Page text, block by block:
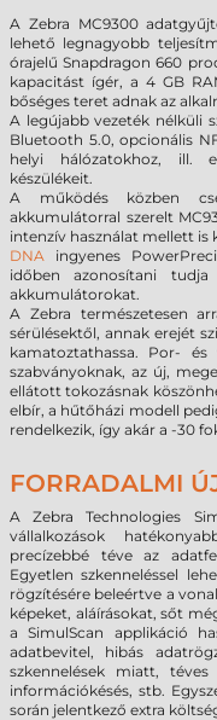
A Zebra MC9300
lehető legnagyobb
órajelű Snapdragon 660
kapacitást ígér, a 4 GB
bőséges teret adnak az
A legújabb vezeték nélküli
Bluetooth 5.0, opcionális
helyi hálózatokhoz, ill.
készülékeit.
A működés közben
akkumulátorral szerelt
intenzív használat mellett is
DNA ingyenes
időben azonosítani
akkumulátorokat.
A Zebra természetesen
sérülésektől, annak erejét
kamatoztathassa. Por-
szabványoknak, az új,
ellátott tokozásnak
elbír, a hűtőházi modell
rendelkezik, így akár a -30
FORRADALMI
A Zebra Technologies
vállalkozások
precízebbé téve az
Egyetlen szkenneléssel
rögzítésére beleértve a
képeket, aláírásokat, sőt
a SimulScan applikáció
adatbevitel, hibás
szkennelések miatt,
információkésés, stb.
során jelentkező extra